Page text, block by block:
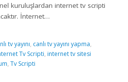
kuruluşlardan internet tv scripti
İnternet…
tv yayını, canlı tv yayını yapma,
Tv Scripti, internet tv sitesi
,Tv Scripti